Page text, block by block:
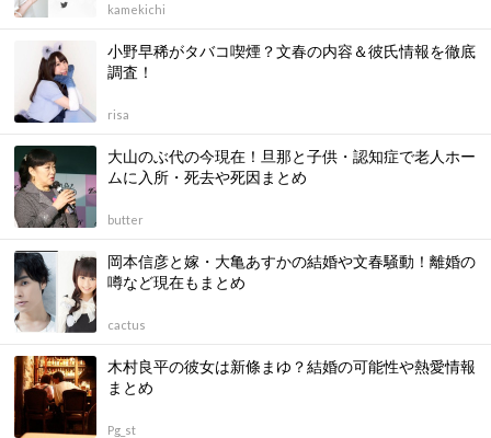
kamekichi
小野早稀がタバコ喫煙？文春の内容＆彼氏情報を徹底
調査！
risa
大山のぶ代の今現在！旦那と子供・認知症で老人ホー
ムに入所・死去や死因まとめ
butter
岡本信彦と嫁・大亀あすかの結婚や文春騒動！離婚の
噂など現在もまとめ
cactus
木村良平の彼女は新條まゆ？結婚の可能性や熱愛情報
まとめ
Pg_st